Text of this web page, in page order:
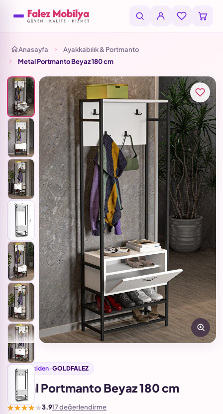
Anasayfa
Ayakkabılık & Portmanto
Metal Portmanto Beyaz 180 cm
Üreticiden ·GOLDFALEZ
Metal Portmanto Beyaz 180 cm
★★★★★3.917 değerlendirme